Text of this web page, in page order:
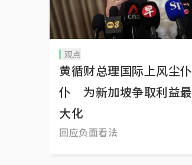
观点
黄循财总理国际上风尘仆
仆 为新加坡争取利益最
大化
回应负面看法